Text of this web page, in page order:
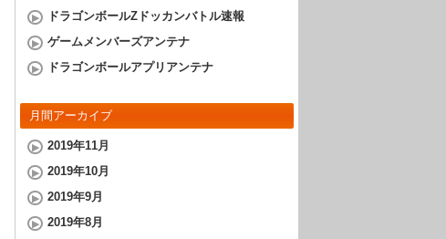
ドラゴンボールZドッカンバトル速報
ゲームメンバーズアンテナ
ドラゴンボールアプリアンテナ
月間アーカイブ
2019年11月
2019年10月
2019年9月
2019年8月